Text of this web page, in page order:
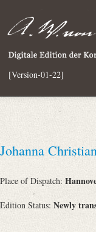
[Version-01-22]
Johanna
Place of Dispatch:
Edition Status: Newly